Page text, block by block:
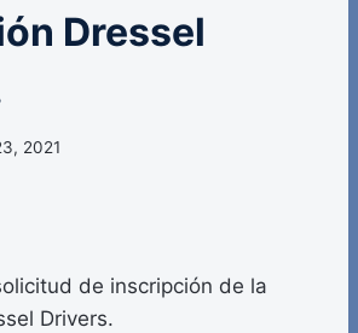
Dressel
2021
de inscripción de la
Drivers.